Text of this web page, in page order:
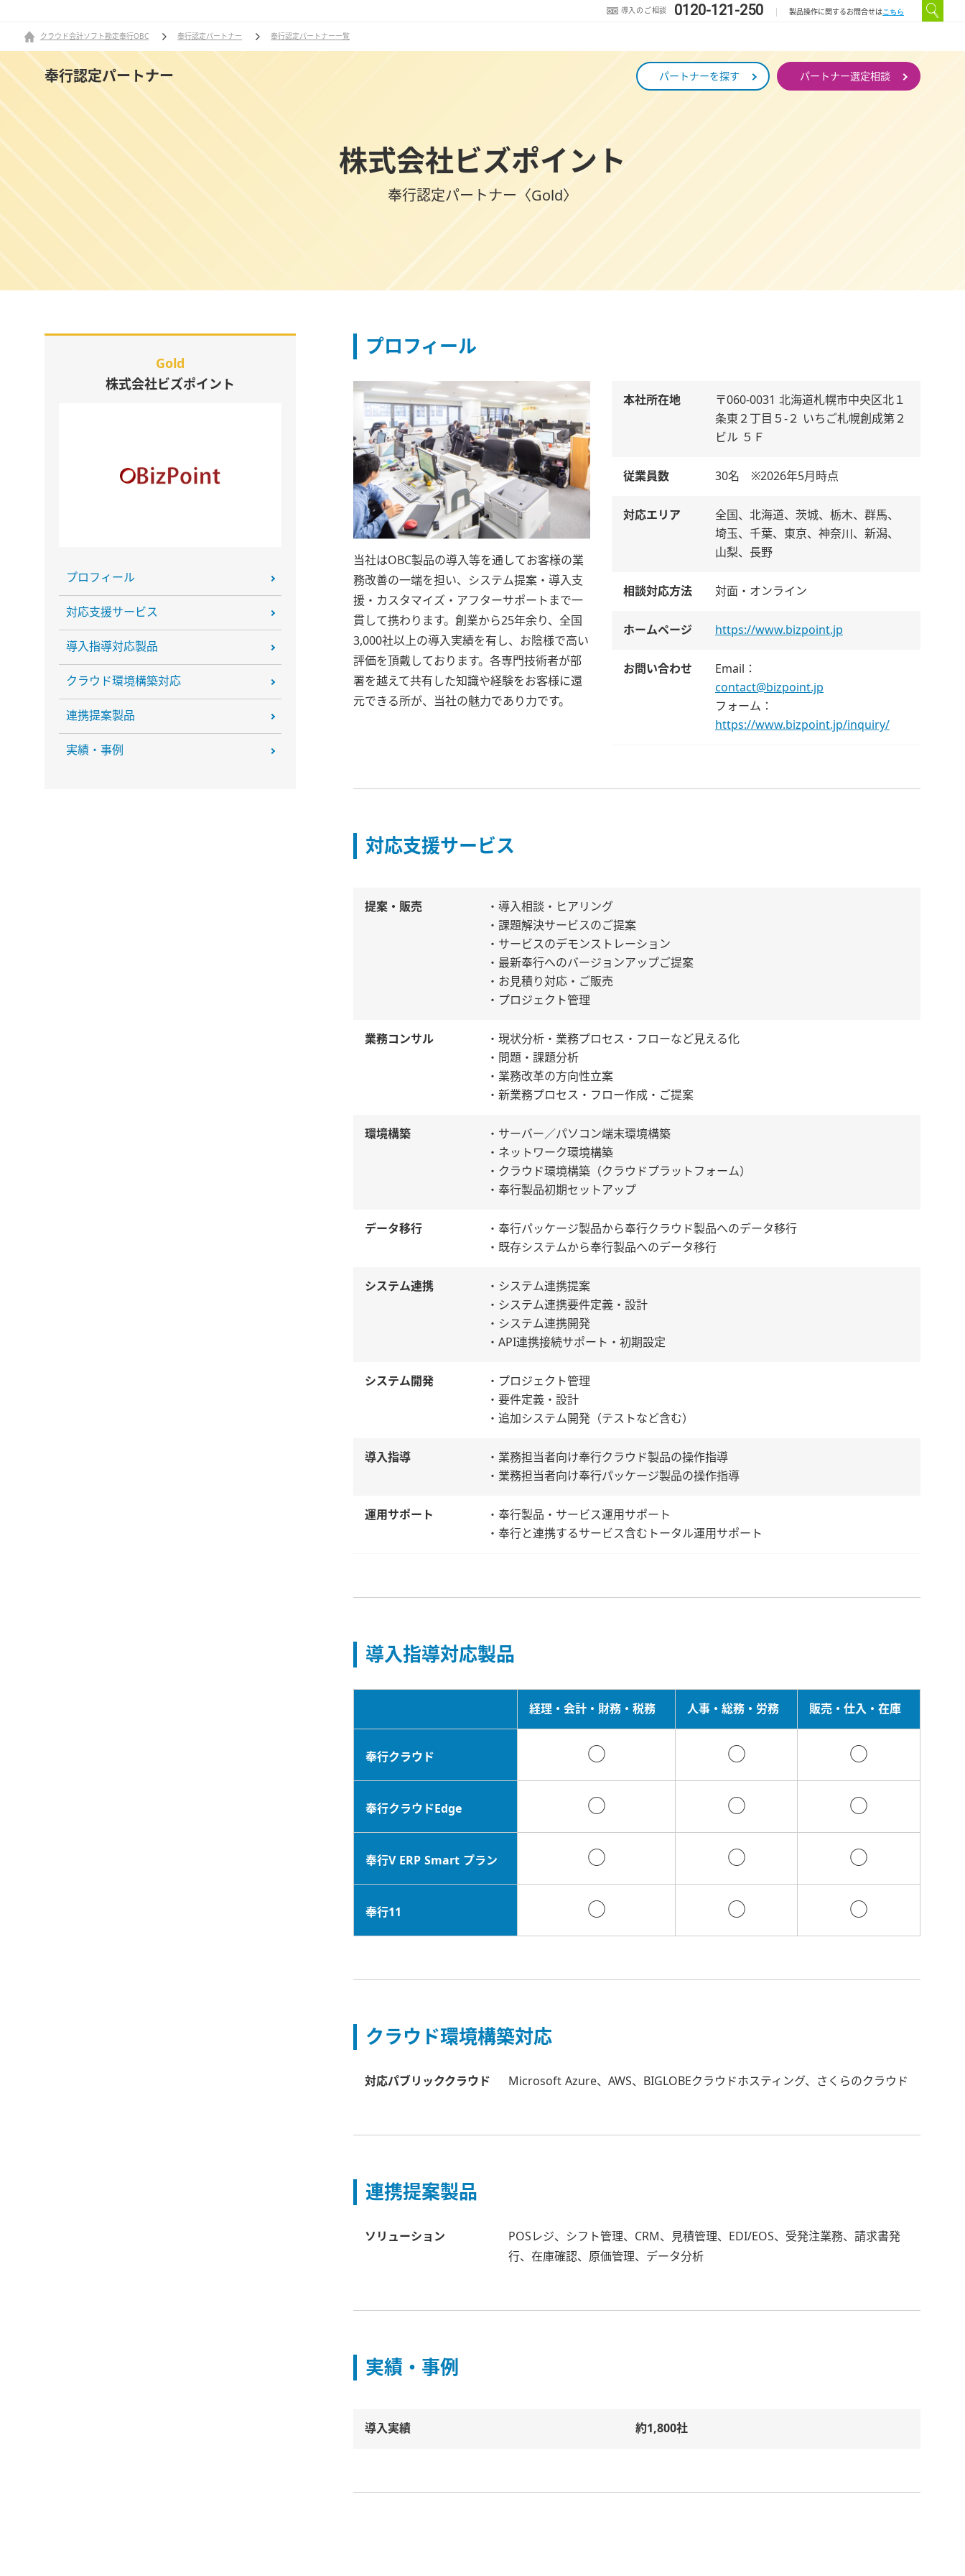
導入のご相談 0120-121-250 製品操作に関するお問合せは こちら
クラウド会計ソフト勘定奉行OBC 奉行認定パートナー 奉行認定パートナー一覧
奉行認定パートナー パートナーを探す パートナー選定相談
株式会社ビズポイント
奉行認定パートナー〈Gold〉
Gold
株式会社ビズポイント
プロフィール
対応支援サービス
導入指導対応製品
クラウド環境構築対応
連携提案製品
実績・事例
プロフィール
当社はOBC製品の導入等を通してお客様の業
務改善の一端を担い、システム提案・導入支
援・カスタマイズ・アフターサポートまで一
貫して携わります。創業から25年余り、全国
3,000社以上の導入実績を有し、お陰様で高い
評価を頂戴しております。各専門技術者が部
署を越えて共有した知識や経験をお客様に還
元できる所が、当社の魅力であり力です。
本社所在地
〒060-0031 北海道札幌市中央区北１
条東２丁目５-２ いちご札幌創成第２
ビル ５Ｆ
従業員数 30名 ※2026年5月時点
対応エリア
全国、北海道、茨城、栃木、群馬、
埼玉、千葉、東京、神奈川、新潟、
山梨、長野
相談対応方法 対面・オンライン
ホームページ https://www.bizpoint.jp
お問い合わせ
Email：
contact@bizpoint.jp
フォーム：
https://www.bizpoint.jp/inquiry/
対応支援サービス
提案・販売
・導入相談・ヒアリング
・課題解決サービスのご提案
・サービスのデモンストレーション
・最新奉行へのバージョンアップご提案
・お見積り対応・ご販売
・プロジェクト管理
業務コンサル
・現状分析・業務プロセス・フローなど見える化
・問題・課題分析
・業務改革の方向性立案
・新業務プロセス・フロー作成・ご提案
環境構築
・サーバー／パソコン端末環境構築
・ネットワーク環境構築
・クラウド環境構築（クラウドプラットフォーム）
・奉行製品初期セットアップ
データ移行
・奉行パッケージ製品から奉行クラウド製品へのデータ移行
・既存システムから奉行製品へのデータ移行
システム連携
・システム連携提案
・システム連携要件定義・設計
・システム連携開発
・API連携接続サポート・初期設定
システム開発
・プロジェクト管理
・要件定義・設計
・追加システム開発（テストなど含む）
導入指導
・業務担当者向け奉行クラウド製品の操作指導
・業務担当者向け奉行パッケージ製品の操作指導
運用サポート
・奉行製品・サービス運用サポート
・奉行と連携するサービス含むトータル運用サポート
導入指導対応製品
経理・会計・財務・税務 人事・総務・労務 販売・仕入・在庫
奉行クラウド ○ ○ ○
奉行クラウドEdge ○ ○ ○
奉行V ERP Smart プラン ○ ○ ○
奉行11 ○ ○ ○
クラウド環境構築対応
対応パブリッククラウド Microsoft Azure、AWS、BIGLOBEクラウドホスティング、さくらのクラウド
連携提案製品
ソリューション
POSレジ、シフト管理、CRM、見積管理、EDI/EOS、受発注業務、請求書発
行、在庫確認、原価管理、データ分析
実績・事例
導入実績 約1,800社